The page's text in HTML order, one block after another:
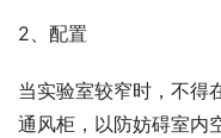
2、配置
当实验室较窄时，不得
通风柜，以防妨碍室内